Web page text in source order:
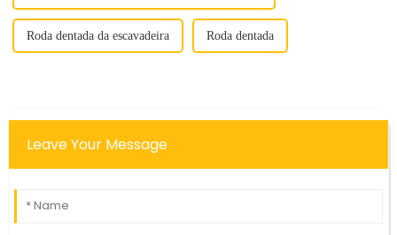
Roda dentada da escavadeira Roda dentada
Leave Your Message